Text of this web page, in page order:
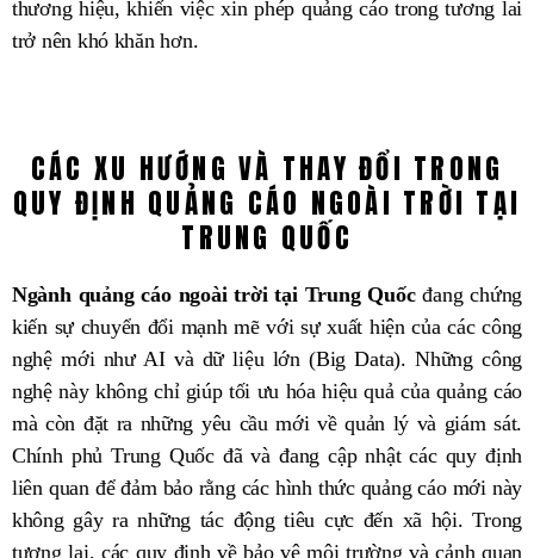
thương hiệu, khiến việc xin phép quảng cáo trong tương lai
trở nên khó khăn hơn.
CÁC XU HƯỚNG VÀ THAY ĐỔI TRONG
QUY ĐỊNH QUẢNG CÁO NGOÀI TRỜI TẠI
TRUNG QUỐC
Ngành quảng cáo ngoài trời tại Trung Quốcđang chứng
kiến sự chuyển đổi mạnh mẽ với sự xuất hiện của các công
nghệ mới như AI và dữ liệu lớn (Big Data). Những công
nghệ này không chỉ giúp tối ưu hóa hiệu quả của quảng cáo
mà còn đặt ra những yêu cầu mới về quản lý và giám sát.
Chính phủ Trung Quốc đã và đang cập nhật các quy định
liên quan để đảm bảo rằng các hình thức quảng cáo mới này
không gây ra những tác động tiêu cực đến xã hội. Trong
tương lai, các quy định về bảo vệ môi trường và cảnh quan